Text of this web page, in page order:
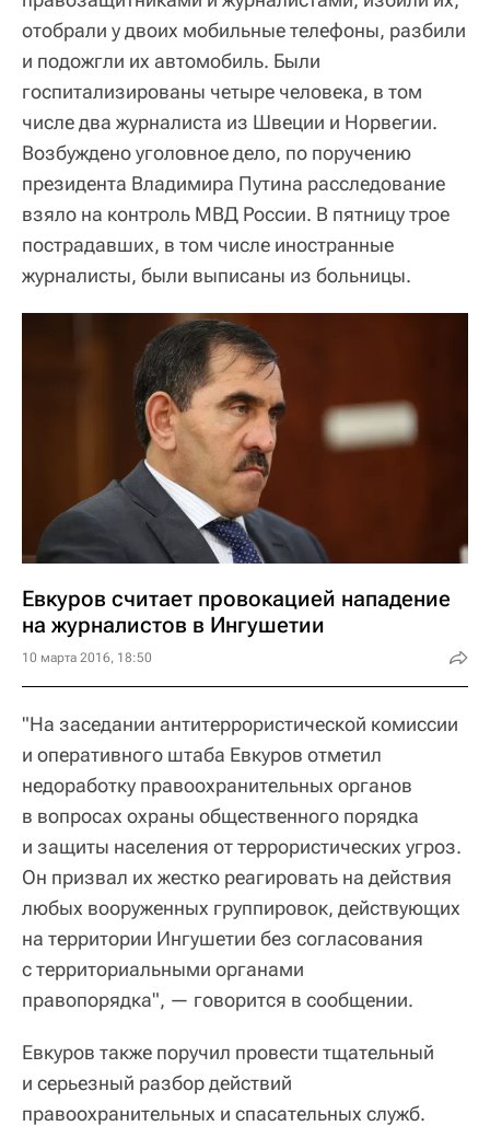
отобрали у двоих мобильные телефоны, разбили
и подожгли их автомобиль. Были
госпитализированы четыре человека, в том
числе два журналиста из Швеции и Норвегии.
Возбуждено уголовное дело, по поручению
президента Владимира Путина расследование
взяло на контроль МВД России. В пятницу трое
пострадавших, в том числе иностранные
журналисты, были выписаны из больницы.
Евкуров считает провокацией нападение
на журналистов в Ингушетии
10 марта 2016, 18:50
"На заседании антитеррористической комиссии
и оперативного штаба Евкуров отметил
недоработку правоохранительных органов
в вопросах охраны общественного порядка
и защиты населения от террористических угроз.
Он призвал их жестко реагировать на действия
любых вооруженных группировок, действующих
на территории Ингушетии без согласования
с территориальными органами
правопорядка", — говорится в сообщении.
Евкуров также поручил провести тщательный
и серьезный разбор действий
правоохранительных и спасательных служб.